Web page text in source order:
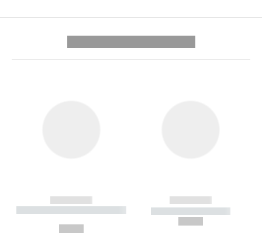
------------
----------- ----------- --------
------------
----------- -----------